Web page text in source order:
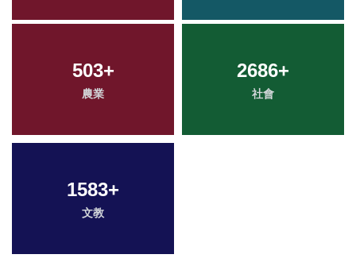
503+
農業
2686+
社會
1583+
文教